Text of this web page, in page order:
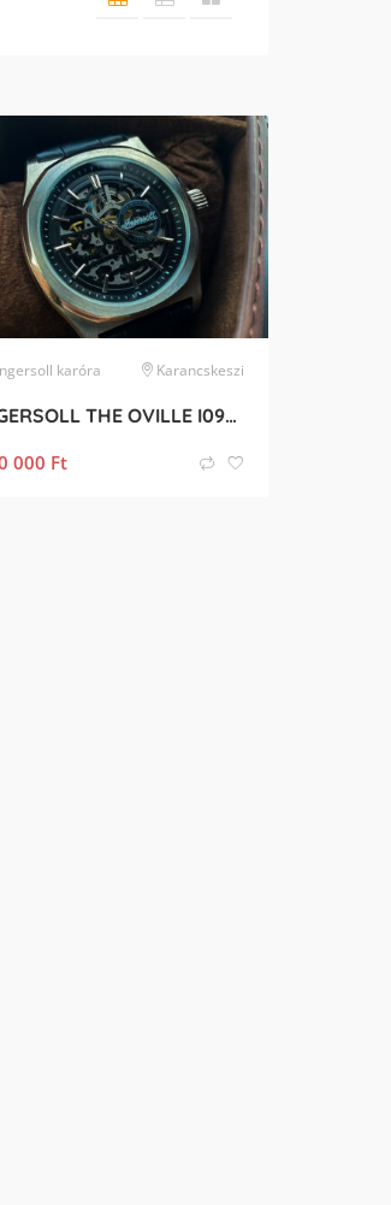
karóra Karancskeszi
INGERSOLL THE OVILLE I09302B
000 Ft